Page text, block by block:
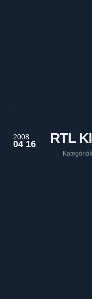
2008
04 16 RTL